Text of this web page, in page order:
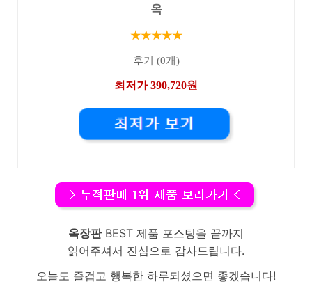
옥
★★★★★
후기 (0개)
최저가 390,720원
옥장판BEST 제품 포스팅을 끝까지
읽어주셔서 진심으로 감사드립니다.
오늘도 즐겁고 행복한 하루되셨으면 좋겠습니다!